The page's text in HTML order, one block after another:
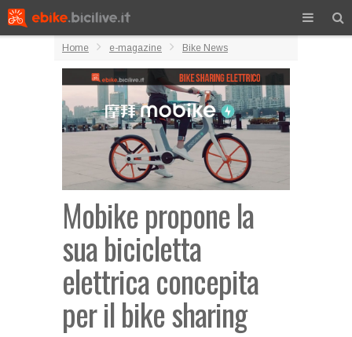
Home e-magazine Bike News
Mobike propone la
sua bicicletta
elettrica concepita
per il bike sharing